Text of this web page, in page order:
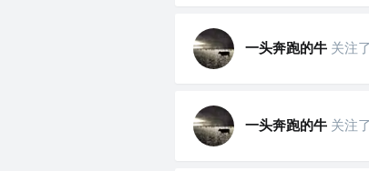
一头奔跑的牛 关注
一头奔跑的牛 关注